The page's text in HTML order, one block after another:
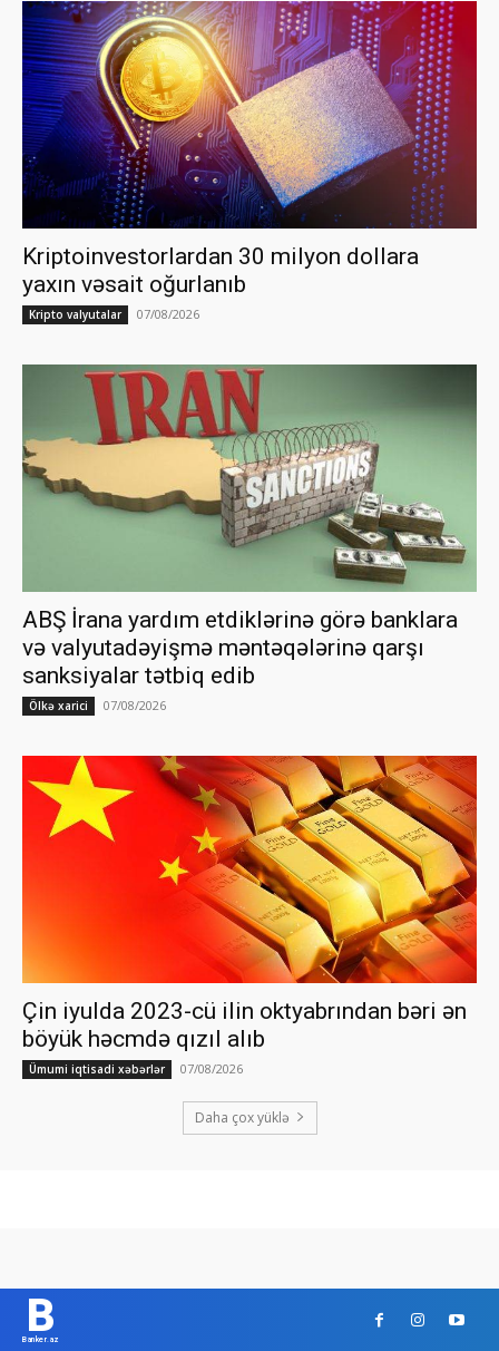
Kriptoinvestorlardan 30 milyon dollara
yaxın vəsait oğurlanıb
Kripto valyutalar 07/08/2026
ABŞ İrana yardım etdiklərinə görə banklara
və valyutadəyişmə məntəqələrinə qarşı
sanksiyalar tətbiq edib
Ölkə xarici 07/08/2026
Çin iyulda 2023-cü ilin oktyabrından bəri ən
böyük həcmdə qızıl alıb
Ümumi iqtisadi xəbərlər 07/08/2026
Daha çox yüklə
B
Banker.az